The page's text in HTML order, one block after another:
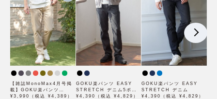
【雑誌MonoMax4月号掲
載】GOKU楽パンツ
EASY STRETCH 5ポケ
¥3,990（税込 ¥4,389）
GOKU楽パンツ EASY
STRETCH デニム5ポケ
ット
¥4,390（税込 ¥4,829）
GOKU楽パンツ EASY
STRETCH デニム
¥4,390（税込 ¥4,829）